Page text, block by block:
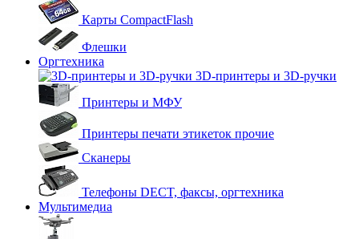
Карты CompactFlash
Флешки
Оргтехника
3D-принтеры и 3D-ручки
Принтеры и МФУ
Принтеры печати этикеток прочие
Сканеры
Телефоны DECT, факсы, оргтехника
Мультимедиа